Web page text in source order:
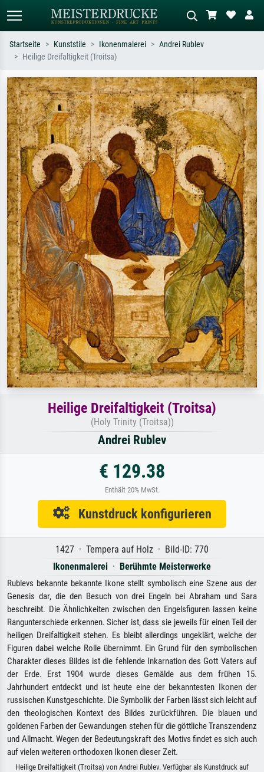
Suchen Sie nach Künstlern, Werktiteln
oder Stilen – z.B. Monet,
Sternennacht, Impressionismus, Welle
Hokusai, Akt.
Beschreiben Sie die Szene – z.B. Grüne
Wiese, Abstrakt mit viel Rot, Dunkles
Ölgemälde, Stehender Akt neben einem
Baum.
Startseite Kunststile Ikonenmalerei
Andrei Rublev
Heilige Dreifaltigkeit (Troitsa)
Heilige Dreifaltigkeit (Troitsa)
(Holy Trinity (Troitsa))
Andrei Rublev
€ 129.38
Enthält 20% MwSt.
Kunstdruck konfigurieren
1427 · Tempera auf Holz · Bild-ID: 770
Ikonenmalerei · Berühmte Meisterwerke
Rublevs bekannte bekannte Ikone stellt symbolisch eine Szene aus der
Genesis dar, die den Besuch von drei Engeln bei Abraham und Sara
beschreibt. Die Ähnlichkeiten zwischen den Engelsfiguren lassen keine
Rangunterschiede erkennen. Sicher ist, dass sie jeweils für einen Teil der
heiligen Dreifaltigkeit stehen. Es bleibt allerdings ungeklärt, welche der
Figuren dabei welche Rolle übernimmt. Ein Grund für den symbolischen
Charakter dieses Bildes ist die fehlende Inkarnation des Gott Vaters auf
der Erde. Erst 1904 wurde dieses Gemälde aus dem frühen 15.
Jahrhundert entdeckt und ist heute eine der bekanntesten Ikonen der
russischen Kunstgeschichte. Die Symbolik der Farben lässt sich leicht auf
den theologischen Kontext des Bildes zurückführen. Die blauen und
goldenen Farben der Gewandungen stehen für die göttliche Transzendenz
und Allmacht. Wegen der Bedeutungskraft des Motivs findet es sich auch
auf vielen weiteren orthodoxen Ikonen dieser Zeit.
Heilige Dreifaltigkeit (Troitsa) von Andrei Rublev. Verfügbar als Kunstdruck auf